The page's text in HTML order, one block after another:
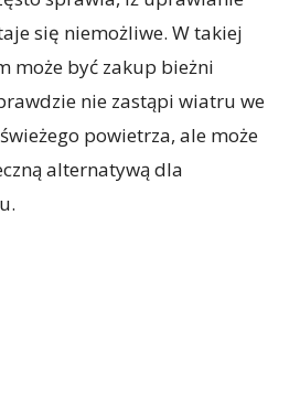
się niemożliwe. W takiej
może być zakup bieżni
nie zastąpi wiatru we
powietrza, ale może
alternatywą dla